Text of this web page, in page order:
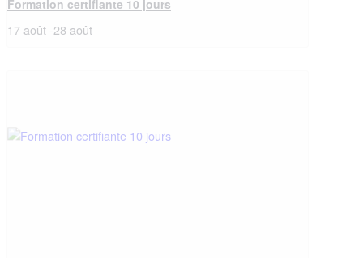
Formation certifiante 10 jours
17 août -28 août